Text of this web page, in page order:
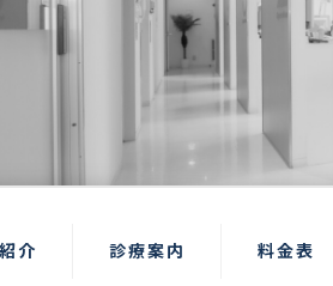
介 診療案内 料金表